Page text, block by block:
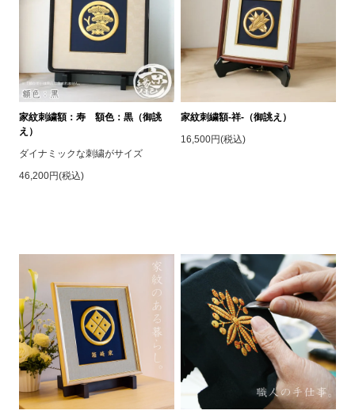
家紋刺繍額：寿 額色：黒（御誂
え）
ダイナミックな刺繍がサイズ
46,200円(税込)
家紋刺繍額-祥-（御誂え）
16,500円(税込)